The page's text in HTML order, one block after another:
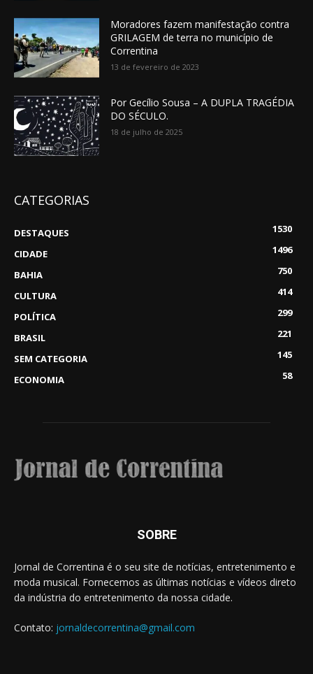
Moradores fazem manifestação contra
GRILAGEM de terra no município de
Correntina
13 de fevereiro de 2023
Por Gecílio Sousa – A DUPLA TRAGÉDIA
DO SÉCULO.
18 de julho de 2025
CATEGORIAS
DESTAQUES
1530
CIDADE
1496
BAHIA
750
CULTURA
414
POLÍTICA
299
BRASIL
221
SEM CATEGORIA
145
ECONOMIA
58
SOBRE
Jornal de Correntina é o seu site de notícias, entretenimento e
moda musical. Fornecemos as últimas notícias e vídeos direto
da indústria do entretenimento da nossa cidade.
Contato: jornaldecorrentina@gmail.com